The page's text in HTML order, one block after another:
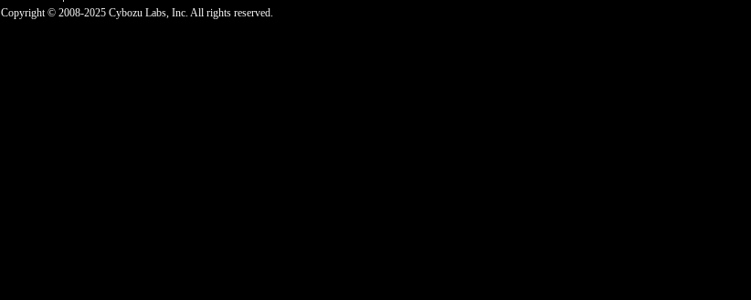
Copyright © 2008-2025 Cybozu Labs, Inc. All rights reserved.